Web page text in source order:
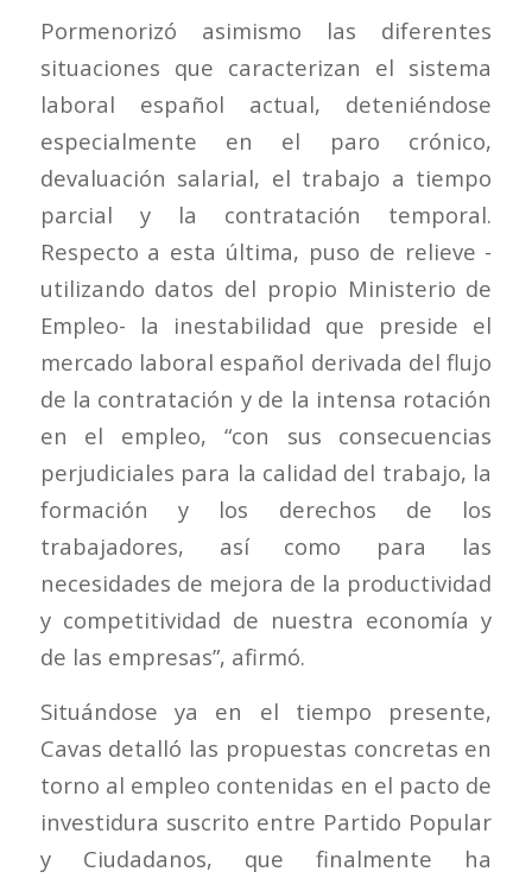
Pormenorizó asimismo las diferentes
situaciones que caracterizan el sistema
laboral español actual, deteniéndose
especialmente en el paro crónico,
devaluación salarial, el trabajo a tiempo
parcial y la contratación temporal.
Respecto a esta última, puso de relieve -
utilizando datos del propio Ministerio de
Empleo- la inestabilidad que preside el
mercado laboral español derivada del flujo
de la contratación y de la intensa rotación
en el empleo, “con sus consecuencias
perjudiciales para la calidad del trabajo, la
formación y los derechos de los
trabajadores, así como para las
necesidades de mejora de la productividad
y competitividad de nuestra economía y
de las empresas”, afirmó.
Situándose ya en el tiempo presente,
Cavas detalló las propuestas concretas en
torno al empleo contenidas en el pacto de
investidura suscrito entre Partido Popular
y Ciudadanos, que finalmente ha